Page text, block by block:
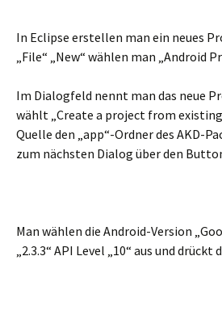
In Eclipse erstellen man ein neues
„File“ „New“ wählen man „Android
Im Dialogfeld nennt man das neue
wählt „Create a project from
Quelle den „app“-Ordner des AKD-
zum nächsten Dialog über den
Man wählen die Android-Version
„2.3.3“ API Level „10“ aus und drückt